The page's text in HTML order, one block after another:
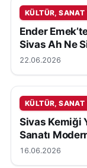
KÜLTÜR, SANAT
Ender
Sivas Ah Ne
22.06.2026
KÜLTÜR, SANAT
Sivas Kemiği
Sanatı
16.06.2026